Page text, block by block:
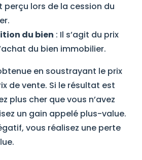
lors de la cession du
du bien : Il s’agit du prix
du bien immobilier.
en soustrayant le prix
de vente. Si le résultat est
plus cher que vous n’avez
un gain appelé plus-value.
vous réalisez une perte